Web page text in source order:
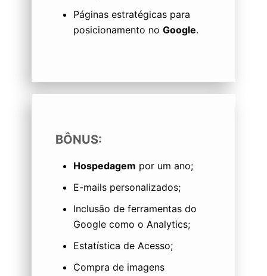
Páginas estratégicas para
posicionamento no Google.
BÔNUS:
Hospedagem por um ano;
E-mails personalizados;
Inclusão de ferramentas do
Google como o Analytics;
Estatística de Acesso;
Compra de imagens